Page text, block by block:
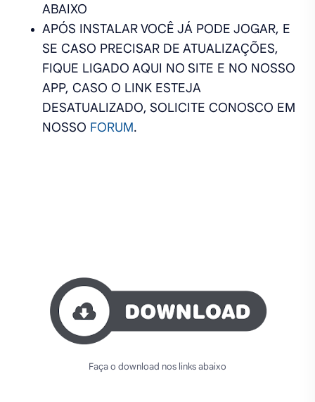
ABAIXO
APÓS INSTALAR VOCÊ JÁ PODE JOGAR, E
SE CASO PRECISAR DE ATUALIZAÇÕES,
FIQUE LIGADO AQUI NO SITE E NO NOSSO
APP, CASO O LINK ESTEJA
DESATUALIZADO, SOLICITE CONOSCO EM
NOSSO FORUM.
Faça o download nos links abaixo